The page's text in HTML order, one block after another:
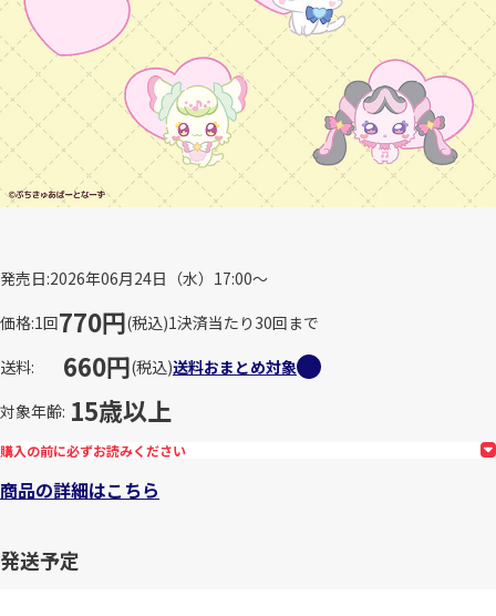
発売日 2026年06月24日（水）17:00～
価格 1回770円(税込)1決済当たり30回まで
送料
660円(税込)送料おまとめ対象
対象年齢 15歳以上
購入の前に必ずお読みください
商品の詳細はこちら
発送予定